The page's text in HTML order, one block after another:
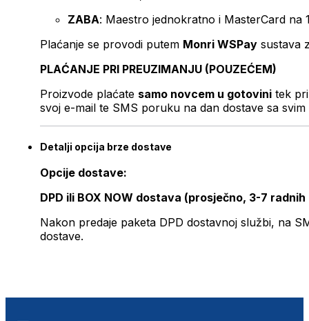
ZABA: Maestro jednokratno i MasterCard na
Plaćanje se provodi putem Monri WSPay sustava
PLAĆANJE PRI PREUZIMANJU (POUZEĆEM)
Proizvode plaćate samo novcem u gotovini tek
svoj e-mail te SMS poruku na dan dostave sa svim
Detalji opcija brze dostave
Opcije dostave:
DPD ili BOX NOW dostava (prosječno, 3-7 radnih
Nakon predaje paketa DPD dostavnoj službi, na
dostave.